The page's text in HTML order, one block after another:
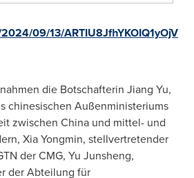
09/13/ARTIU8JfhYKOIQ1yOjV
die Botschafterin Jiang Yu,
chinesischen Außenministeriums
zwischen China und mittel- und
Xia Yongmin, stellvertretender
der CMG, Yu Junsheng,
der Abteilung für